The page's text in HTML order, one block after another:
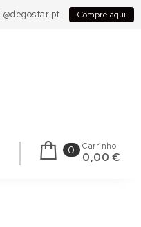
Compre aqui
0 Carrinho
0,00 €